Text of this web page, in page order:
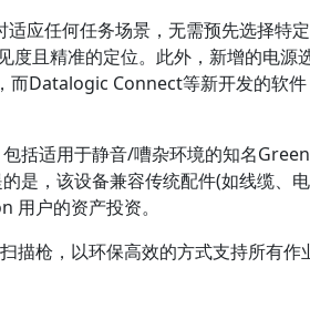
应任何任务场景，无需预先选择特定
度且精准的定位。此外，新增的电源
而Datalogic Connect等新开发的软件
括适用于静音/嘈杂环境的知名Green
是，该设备兼容传统配件(如线缆、电
户的资产投资。
描枪，以环保高效的方式支持所有作